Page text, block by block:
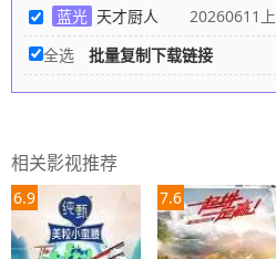
蓝光 天才厨人
20260611上
全选
批量复制下载链接
相关影视推荐
6.9 7.6